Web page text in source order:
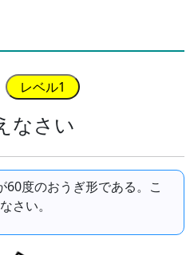
レベル1
なさい
度のおうぎ形である。こ
さい。